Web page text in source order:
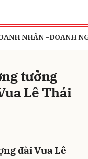
NHÂN -DOANH
tưởng
Lê Thái
đài Vua Lê
Hủy Gửi